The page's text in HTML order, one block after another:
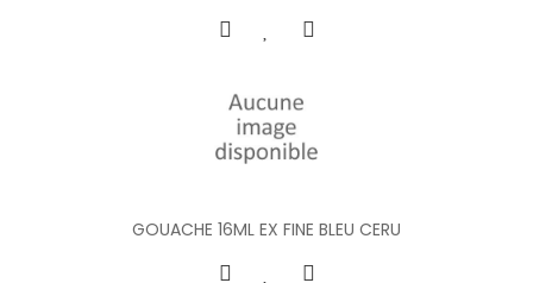
GOUACHE 16ML EX FINE BLEU CERU